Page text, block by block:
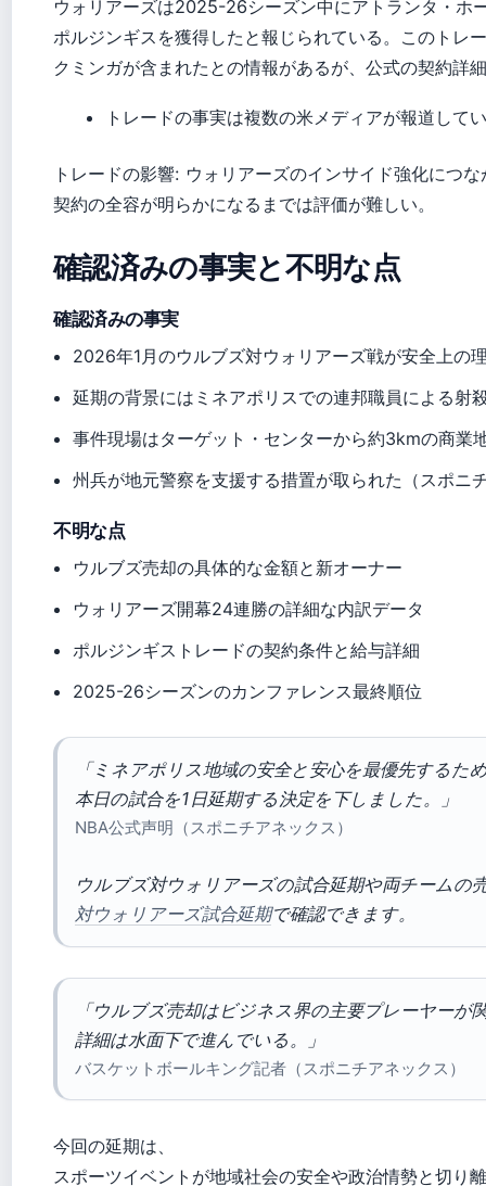
ウォリアーズは2025-26シーズン中にアトランタ・ホ
ポルジンギスを獲得したと報じられている。このトレ
クミンガが含まれたとの情報があるが、公式の契約詳
トレードの事実は複数の米メディアが報道して
トレードの影響: ウォリアーズのインサイド強化につ
契約の全容が明らかになるまでは評価が難しい。
確認済みの事実と不明な点
確認済みの事実
2026年1月のウルブズ対ウォリアーズ戦が安全上の
延期の背景にはミネアポリスでの連邦職員による射
事件現場はターゲット・センターから約3kmの商業
州兵が地元警察を支援する措置が取られた（スポニ
不明な点
ウルブズ売却の具体的な金額と新オーナー
ウォリアーズ開幕24連勝の詳細な内訳データ
ポルジンギストレードの契約条件と給与詳細
2025-26シーズンのカンファレンス最終順位
「ミネアポリス地域の安全と安心を最優先するた
本日の試合を1日延期する決定を下しました。」
NBA公式声明（スポニチアネックス）
ウルブズ対ウォリアーズの試合延期や両チームの
対ウォリアーズ試合延期で確認できます。
「ウルブズ売却はビジネス界の主要プレーヤーが
詳細は水面下で進んでいる。」
バスケットボールキング記者（スポニチアネックス）
今回の延期は、
スポーツイベントが地域社会の安全や政治情勢と切り